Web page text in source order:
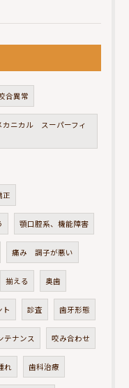
合異常
ニカル スーパーフィ
顎口腔系、機能障害
痛み 調子が悪い
揃える 奥歯
診査 歯牙形態
テナンス 咬み合わせ
れ 歯科治療